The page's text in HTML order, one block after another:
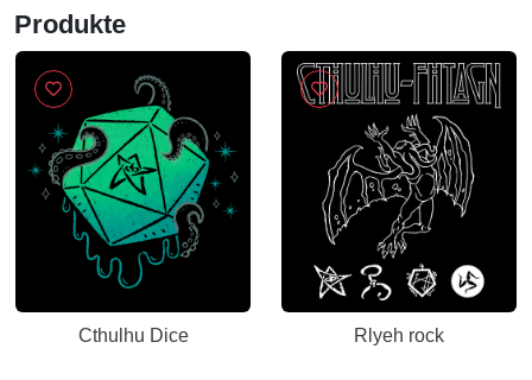
Produkte
Cthulhu Dice Rlyeh rock